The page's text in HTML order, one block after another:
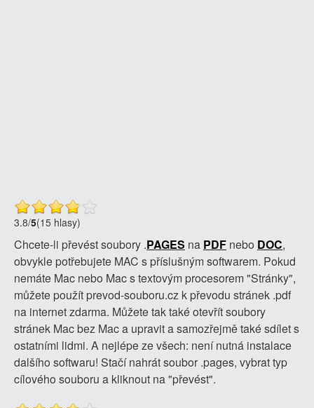
3.8/5(15 hlasy)
Chcete-li převést soubory .PAGES na PDF nebo DOC,
obvykle potřebujete MAC s příslušným softwarem. Pokud
nemáte Mac nebo Mac s textovým procesorem "Stránky",
můžete použít prevod-souboru.cz k převodu stránek .pdf
na internet zdarma. Můžete tak také otevřít soubory
stránek Mac bez Mac a upravit a samozřejmě také sdílet s
ostatními lidmi. A nejlépe ze všech: není nutná instalace
dalšího softwaru! Stačí nahrát soubor .pages, vybrat typ
cílového souboru a kliknout na "převést".